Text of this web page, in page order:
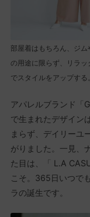
部屋着はもちろん、ジ
の用途に限らず、リラ
でスタイルをアップする。
アパレルブランド「
で生まれたデザイン
まらず、デイリーユ
がりました。一見、
た目は、「 L.A
こそ。365日いつで
ラの誕生です。​